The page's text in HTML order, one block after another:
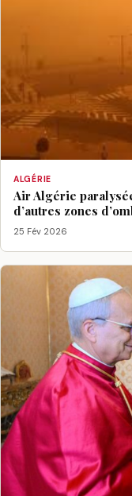
ALGÉRIE
Air Algérie
d’autres zones
25 Fév 2026